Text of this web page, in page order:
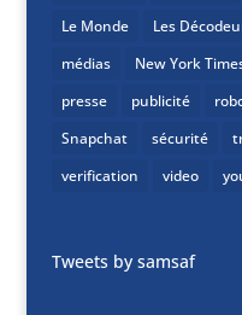
Le Monde
Les
médias
New York
presse
publicité
Snapchat
sécurité
verification
video
Tweets by samsaf